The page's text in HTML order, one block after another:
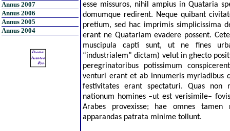
Annus 2007
Annus 2006
Annus 2005
Annus 2004
esse missuros, nihil ampius in Quataria
domumque redirent. Neque quibant
pretium, sed hac imprimis simplicissima
erant ne Quatariam evadere possent.
muscipula capti sunt, ut ne fines
“industrialem” dictam) velut in ghecto
peregrinatoribus potissimum
venturi erant et ab innumeris myriadibus
festivitates erant spectaturi. Quas non
nationum homines –ut est verisimile–
Arabes provexisse; hae omnes tamen
apparandas patrata minime tollunt.